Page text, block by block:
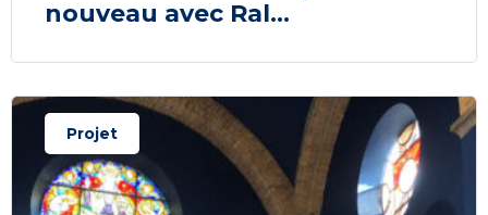
nouveau avec Ral...
Projet